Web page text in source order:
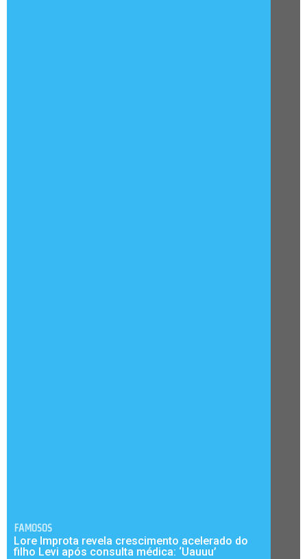
FAMOSOS
Lore Improta revela crescimento acelerado do
filho Levi após consulta médica: ‘Uauuu’